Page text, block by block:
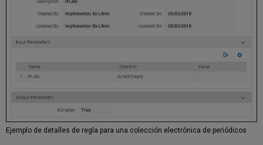
Ejemplo de detalles de regla para una colección electrónica de periódicos